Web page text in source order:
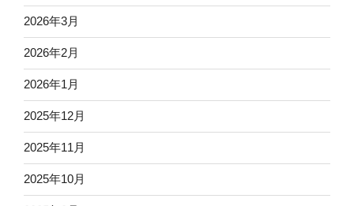
2026年3月
2026年2月
2026年1月
2025年12月
2025年11月
2025年10月